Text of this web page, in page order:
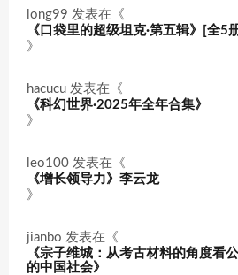
long99 发表在《
《口袋里的超级坦克·第五辑》[全5
》
hacucu 发表在《
《科幻世界·2025年全年合集》
》
leo100 发表在《
《增长领导力》李云龙
》
jianbo 发表在《
《宗子维城：从考古材料的角度看
的中国社会》